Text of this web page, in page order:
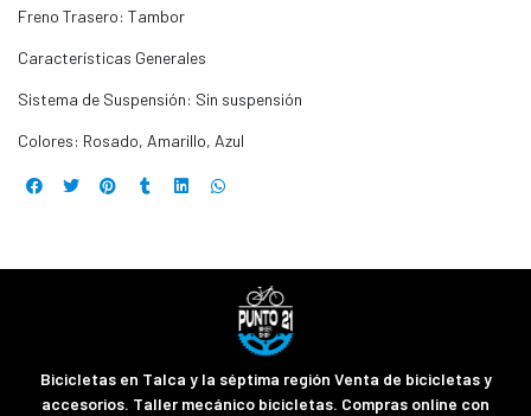
Freno Trasero: Tambor
Características Generales
Sistema de Suspensión: Sin suspensión
Colores: Rosado, Amarillo, Azul
Bicicletas en Talca y la séptima región Venta de bicicletas y
accesorios. Taller mecánico bicicletas. Compras online con